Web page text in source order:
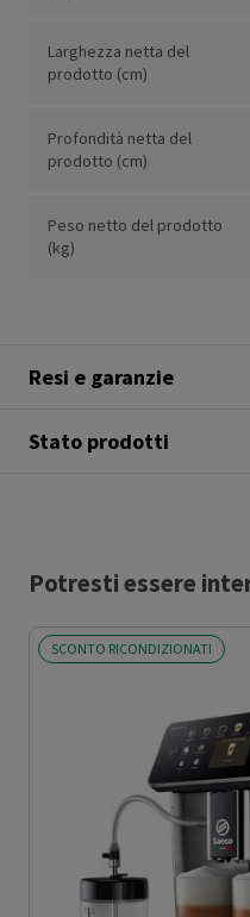
Larghezza netta del
prodotto (cm)
Profondità netta del
prodotto (cm)
Peso netto del prodotto
(kg)
Resi e garanzie
Stato prodotti
Potresti essere
SCONTO RICONDIZIONATI